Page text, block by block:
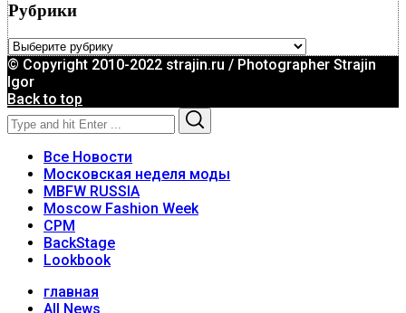
Рубрики
Рубрики
© Copyright 2010-2022 strajin.ru / Photographer Strajin
Igor
Back to top
Search
for:
Все Новости
Московская неделя моды
MBFW RUSSIA
Moscow Fashion Week
CPM
BackStage
Lookbook
главная
All News